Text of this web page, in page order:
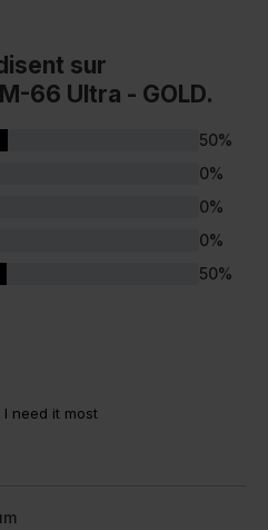
sur
66 Ultra - GOLD.
50%
0%
0%
0%
50%
need it most